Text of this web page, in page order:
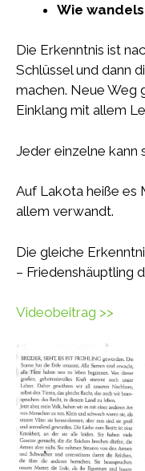
Wie
Die Erkenntnis ist
Schlüssel und dann
machen. Neue Weg
Einklang mit allem
Jeder einzelne kann
Auf Lakota heiße es
allem verwandt.
Die gleiche
– Friedenshäuptling
Videobeitrag >>